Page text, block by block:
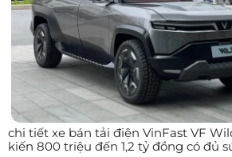
chi tiết xe bán tải điện VinFast VF
kiến 800 triệu đến 1,2 tỷ đồng có đủ